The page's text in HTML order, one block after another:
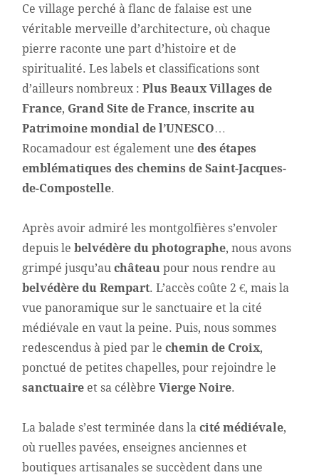
Ce village perché à flanc de falaise est une
véritable merveille d’architecture, où chaque
pierre raconte une part d’histoire et de
spiritualité. Les labels et classifications sont
d’ailleurs nombreux :Plus Beaux Villages de
France, Grand Site de France,inscrite au
Patrimoine mondial de l’UNESCO…
Rocamadour est également unedes étapes
emblématiques des chemins de Saint-Jacques-
de-Compostelle.
Après avoir admiré les montgolfières s’envoler
depuis lebelvédère du photographe, nous avons
grimpé jusqu’auchâteau pour nous rendre au
belvédère du Rempart. L’accès coûte 2 €, mais la
vue panoramique sur le sanctuaire et la cité
médiévale en vaut la peine. Puis, nous sommes
redescendus à pied par lechemin de Croix,
ponctué de petites chapelles, pour rejoindre le
sanctuaire et sa célèbreVierge Noire.
La balade s’est terminée dans lacité médiévale,
où ruelles pavées, enseignes anciennes et
boutiques artisanales se succèdent dans une